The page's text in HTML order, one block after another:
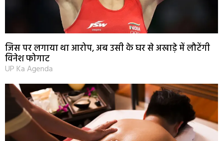
जिस पर लगाया था आरोप, अब उसी के घर से अखाड़े में लौटेंगी
विनेश फोगाट
UP Ka Agenda